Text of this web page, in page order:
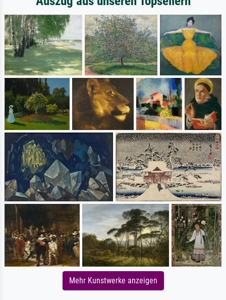
Mehr Kunstwerke anzeigen